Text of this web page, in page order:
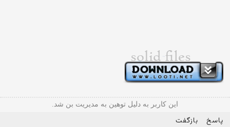
این کاربر به دلیل توهین به مدیریت بن شد.
پاسخ بازگفت